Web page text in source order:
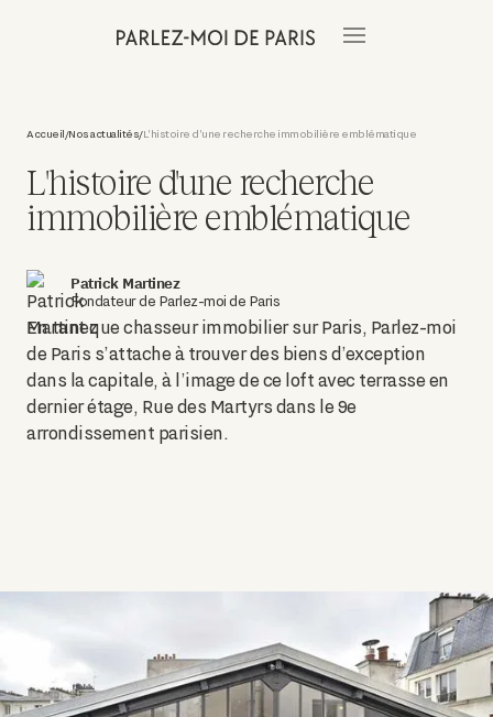
Accueil/Nos actualités/L'histoire d'une recherche immobilière emblématique
L'histoire d'une recherche
immobilière emblématique
Patrick Martinez
Fondateur de Parlez-moi de Paris
En tant que chasseur immobilier sur Paris, Parlez-moi
de Paris s’attache à trouver des biens d’exception
dans la capitale, à l’image de ce loft avec terrasse en
dernier étage, Rue des Martyrs dans le 9e
arrondissement parisien.